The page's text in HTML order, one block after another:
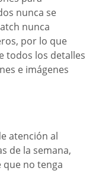
nunca se
nunca
por lo que
todos los detalles
e imágenes
atención al
de la semana,
que no tenga